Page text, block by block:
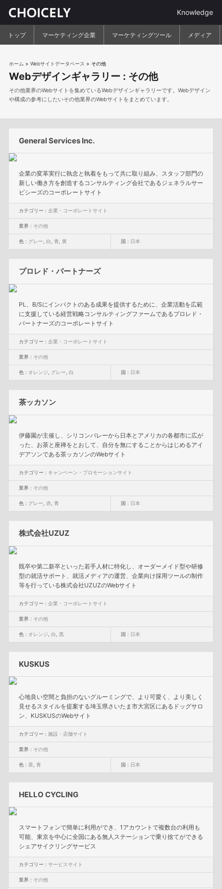
Knowledge
トップ マーケティング企業 マーケティングツール メディア
ホーム > Webサイトデータベース > その他
Webデザインギャラリー : その他
その他業界のWebサイトを集めているWebデザインギャラリーです。Webデザイン
や構成の参考にしたいその他業界のWebサイトをまとめています。
General Services Inc.
企業の変革実行に執念と執着をもって共に取り組み、スタッフ部門の
新しい働き方を創造するコンサルティング会社であるジェネラルサー
ビシーズのコーポレートサイト
カテゴリー : 企業・コーポレートサイト
業界 : その他
色 : グレー 白 青, 黄 国 : 日本
プロレド・パートナーズ
PL、B/Sにインパクトのある成果を提供するために、企業活動を広範
に支援している経営戦略コンサルティングファームであるプロレド・
パートナーズのコーポレートサイト
カテゴリー : 企業・コーポレートサイト
業界 : その他
色 : オレンジ グレー 白 国 : 日本
茶ッカソン
伊藤園が主催し、シリコンバレーから日本とアメリカの各都市に広が
った、お茶と座禅をとおして、自分を無にすることからはじめるアイ
デアソンである茶ッカソンのWebサイト
カテゴリー : キャンペーン・プロモーションサイト
業界 : その他
色 : グレー 赤, 青 国 : 日本
株式会社UZUZ
既卒や第二新卒といった若手人材に特化し、オーダーメイド型や研修
型の就活サポート、就活メディアの運営、企業向け採用ツールの制作
等を行っている株式会社UZUZのWebサイト
カテゴリー : 企業・コーポレートサイト
業界 : その他
色 : オレンジ 白 黒 国 : 日本
KUSKUS
心地良い空間と負担のないグルーミングで、より可愛く、より美しく
見せるスタイルを提案する埼玉県さいたま市大宮区にあるドッグサロ
ン、KUSKUSのWebサイト
カテゴリー : 施設・店舗サイト
業界 : その他
色 : 茶, 青 国 : 日本
HELLO CYCLING
スマートフォンで簡単に利用ができ、1アカウントで複数台の利用も
可能、東京を中心に全国にある無人ステーションで乗り捨てができる
シェアサイクリングサービス
カテゴリー : サービスサイト
業界 : その他